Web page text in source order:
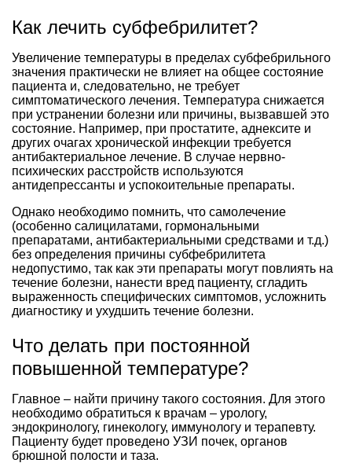
Как лечить субфебрилитет?
Увеличение температуры в пределах субфебрильного
значения практически не влияет на общее состояние
пациента и, следовательно, не требует
симптоматического лечения. Температура снижается
при устранении болезни или причины, вызвавшей это
состояние. Например, при простатите, аднексите и
других очагах хронической инфекции требуется
антибактериальное лечение. В случае нервно-
психических расстройств используются
антидепрессанты и успокоительные препараты.
Однако необходимо помнить, что самолечение
(особенно салицилатами, гормональными
препаратами, антибактериальными средствами и т.д.)
без определения причины субфебрилитета
недопустимо, так как эти препараты могут повлиять на
течение болезни, нанести вред пациенту, сгладить
выраженность специфических симптомов, усложнить
диагностику и ухудшить течение болезни.
Что делать при постоянной
повышенной температуре?
Главное – найти причину такого состояния. Для этого
необходимо обратиться к врачам – урологу,
эндокринологу, гинекологу, иммунологу и терапевту.
Пациенту будет проведено УЗИ почек, органов
брюшной полости и таза.